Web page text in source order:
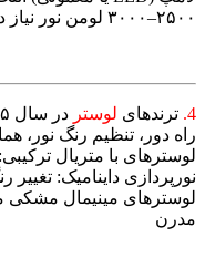
۲۵۰۰–۳۰۰۰ لومن نور نیاز دارد.
4. ترندهای لوستر
راه دور، تنظیم رنگ نور،
لوسترهای با متریال
نورپردازی داینامیک:
لوسترهای مینیمال مشکی
مدرن